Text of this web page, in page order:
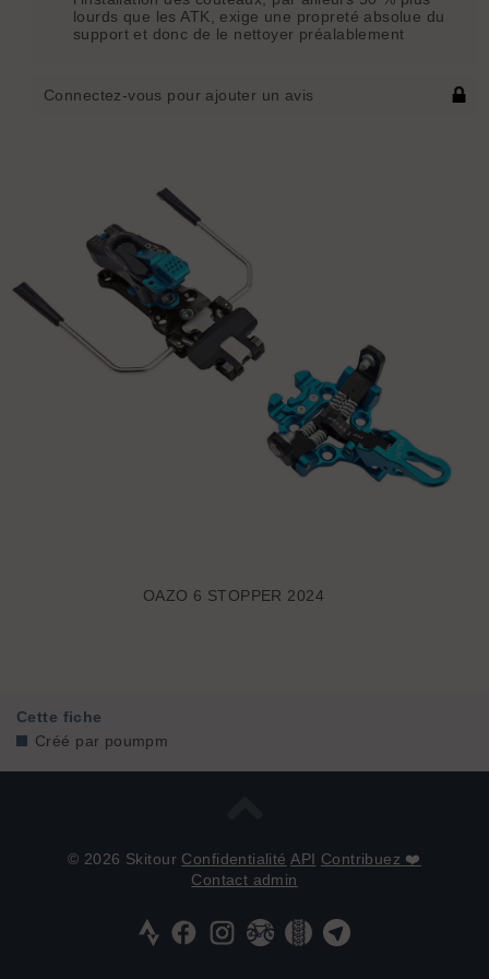
lourds que les ATK, exige une propreté absolue du
support et donc de le nettoyer préalablement
Connectez-vous pour ajouter un avis
OAZO 6 STOPPER 2024
Cette fiche
Créé par poumpm
© 2026 Skitour Confidentialité API Contribuez ❤️
Contact admin